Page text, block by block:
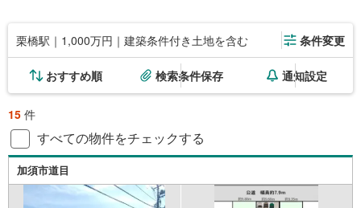
栗橋駅｜1,000万円｜建築条件付き土地を含む 条件変更
おすすめ順 検索条件保存 通知設定
15 件
すべての物件をチェックする
加須市道目